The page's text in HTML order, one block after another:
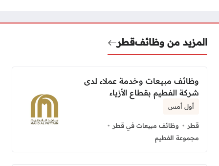
المزيد من وظائفقطر
وظائف مبيعات وخدمة عملاء لدى
شركة الفطيم بقطاع الأزياء
أول أمس
قطر
وظائف مبيعات في قطر
مجموعة الفطيم